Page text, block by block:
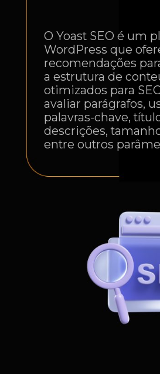
O Yoast SEO é um
WordPress que
recomendações
a estrutura de
otimizados para
avaliar parágrafos,
palavras-chave,
descrições,
entre outros